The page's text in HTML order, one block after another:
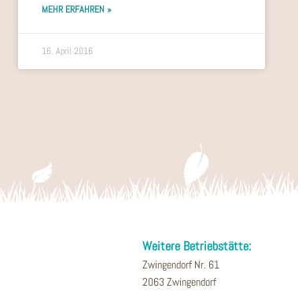
MEHR ERFAHREN »
16. April 2016
Weitere Betriebstätte:
Zwingendorf Nr. 61
2063 Zwingendorf